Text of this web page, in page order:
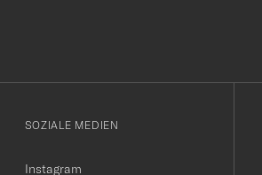
SOZIALE MEDIEN
Instagram